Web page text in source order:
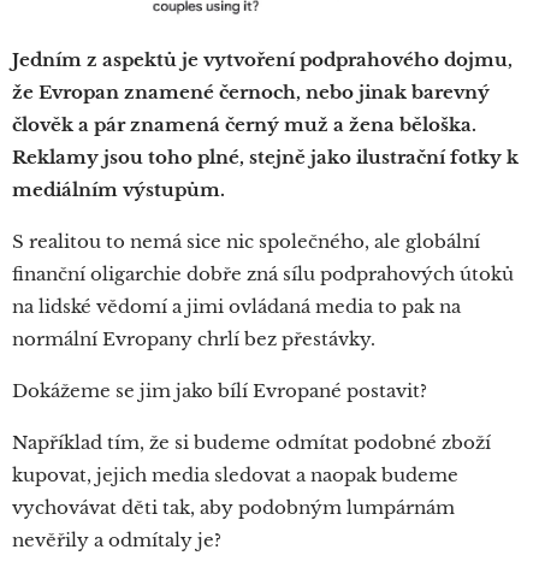
Jedním z aspektů je vytvoření podprahového dojmu,
že Evropan znamené černoch, nebo jinak barevný
člověk a pár znamená černý muž a žena běloška.
Reklamy jsou toho plné, stejně jako ilustrační fotky k
mediálním výstupům.
S realitou to nemá sice nic společného, ale globální
finanční oligarchie dobře zná sílu podprahových útoků
na lidské vědomí a jimi ovládaná media to pak na
normální Evropany chrlí bez přestávky.
Dokážeme se jim jako bílí Evropané postavit?
Například tím, že si budeme odmítat podobné zboží
kupovat, jejich media sledovat a naopak budeme
vychovávat děti tak, aby podobným lumpárnám
nevěřily a odmítaly je?